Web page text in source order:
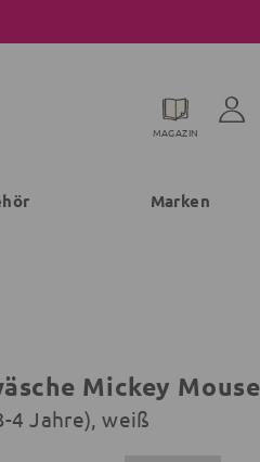
MAGAZIN
Marken
Mickey Mouse
4 Jahre), weiß